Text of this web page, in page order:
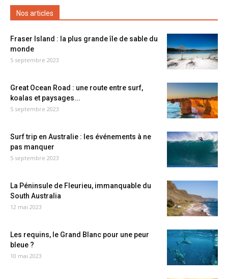
Nos articles
Fraser Island : la plus grande île de sable du
monde
5 septembre 2023
Great Ocean Road : une route entre surf,
koalas et paysages...
5 septembre 2023
Surf trip en Australie : les événements à ne
pas manquer
5 septembre 2023
La Péninsule de Fleurieu, immanquable du
South Australia
12 mai 2023
Les requins, le Grand Blanc pour une peur
bleue ?
10 mai 2023